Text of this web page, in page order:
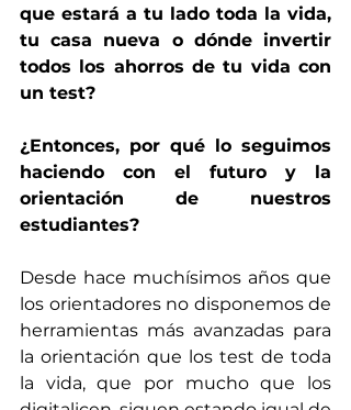
que estará a tu lado toda la vida,
tu casa nueva o dónde invertir
todos los ahorros de tu vida con
un test?
¿Entonces, por qué lo seguimos
haciendo con el futuro y la
orientación de nuestros
estudiantes?
Desde hace muchísimos años que
los orientadores no disponemos de
herramientas más avanzadas para
la orientación que los test de toda
la vida, que por mucho que los